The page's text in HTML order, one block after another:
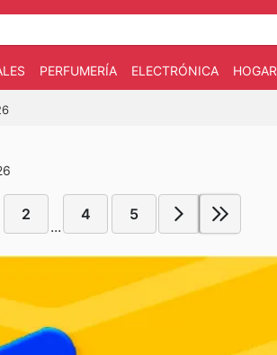
PERFUMERÍA ELECTRÓNICA HOGAR
2
...
4 5